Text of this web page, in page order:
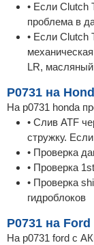
• Если Clutch
проблема в
• Если Clutch
LR,
P0731 на
На p0731 honda
• Слив ATF
стружку.
• Проверка
• Проверка
• Проверка
гидроблоков
P0731 на Ford
На p0731 ford с